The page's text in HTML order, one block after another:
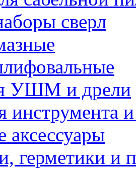
сверл
УШМ и дрели
аксессуары
герметики и